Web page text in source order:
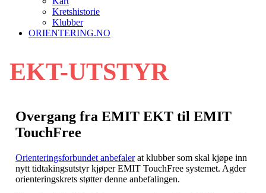
Kretshistorie
Klubber
ORIENTERING.NO
EKT-UTSTYR
Overgang fra EMIT EKT til EMIT
TouchFree
Orienteringsforbundet anbefalerat klubber som skal kjøpe inn
nytt tidtakingsutstyr kjøper EMIT TouchFree systemet. Agder
orienteringskrets støtter denne anbefalingen.